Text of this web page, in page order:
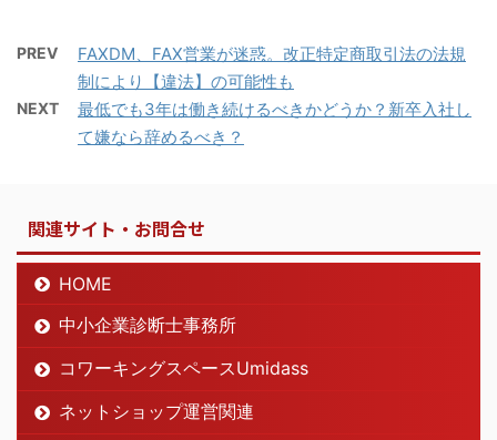
PREV
FAXDM、FAX営業が迷惑。改正特定商取引法の法規
制により【違法】の可能性も
NEXT
最低でも3年は働き続けるべきかどうか？新卒入社し
て嫌なら辞めるべき？
関連サイト・お問合せ
HOME
中小企業診断士事務所
コワーキングスペースUmidass
ネットショップ運営関連